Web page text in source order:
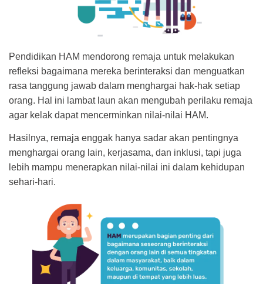
Pendidikan HAM mendorong remaja untuk melakukan
refleksi bagaimana mereka berinteraksi dan menguatkan
rasa tanggung jawab dalam menghargai hak-hak setiap
orang. Hal ini lambat laun akan mengubah perilaku remaja
agar kelak dapat mencerminkan nilai-nilai HAM.
Hasilnya, remaja enggak hanya sadar akan pentingnya
menghargai orang lain, kerjasama, dan inklusi, tapi juga
lebih mampu menerapkan nilai-nilai ini dalam kehidupan
sehari-hari.